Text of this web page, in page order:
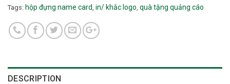
Tags: hộp đựng name card in/ khắc logo quà tặng quảng cáo
DESCRIPTION